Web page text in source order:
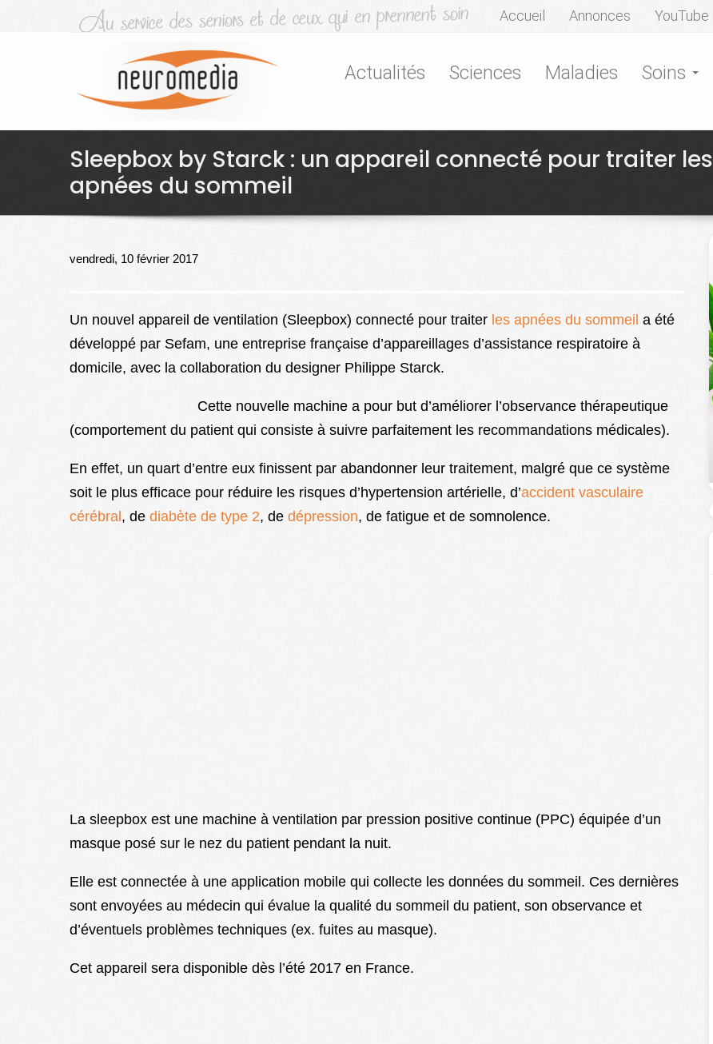
Accueil Annonces YouTube
Actualités Sciences Maladies Soins
Sleepbox by Starck : un appareil connecté pour traiter les
apnées du sommeil
vendredi, 10 février 2017
Un nouvel appareil de ventilation (Sleepbox) connecté pour traiter les apnées du sommeil a été
développé par Sefam, une entreprise française d’appareillages d’assistance respiratoire à
domicile, avec la collaboration du designer Philippe Starck.
Cette nouvelle machine a pour but d’améliorer l’observance thérapeutique
(comportement du patient qui consiste à suivre parfaitement les recommandations médicales).
En effet, un quart d’entre eux finissent par abandonner leur traitement, malgré que ce système
soit le plus efficace pour réduire les risques d’hypertension artérielle, d’accident vasculaire
cérébral , de diabète de type 2, de dépression, de fatigue et de somnolence.
La sleepbox est une machine à ventilation par pression positive continue (PPC) équipée d’un
masque posé sur le nez du patient pendant la nuit.
Elle est connectée à une application mobile qui collecte les données du sommeil. Ces dernières
sont envoyées au médecin qui évalue la qualité du sommeil du patient, son observance et
d’éventuels problèmes techniques (ex. fuites au masque).
Cet appareil sera disponible dès l’été 2017 en France.